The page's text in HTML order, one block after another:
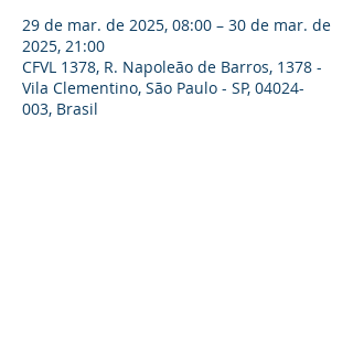
29 de mar. de 2025, 08:00 – 30 de mar. de
2025, 21:00
CFVL 1378, R. Napoleão de Barros, 1378 -
Vila Clementino, São Paulo - SP, 04024-
003, Brasil